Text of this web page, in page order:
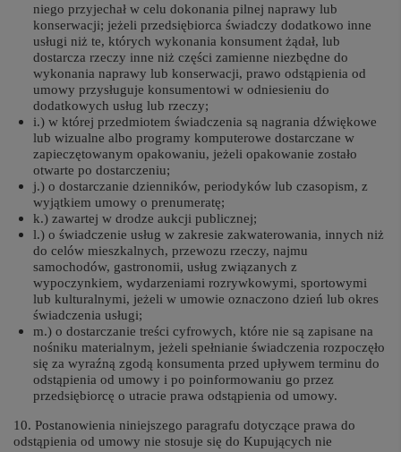
niego przyjechał w celu dokonania pilnej naprawy lub
konserwacji; jeżeli przedsiębiorca świadczy dodatkowo inne
usługi niż te, których wykonania konsument żądał, lub
dostarcza rzeczy inne niż części zamienne niezbędne do
wykonania naprawy lub konserwacji, prawo odstąpienia od
umowy przysługuje konsumentowi w odniesieniu do
dodatkowych usług lub rzeczy;
i.) w której przedmiotem świadczenia są nagrania dźwiękowe
lub wizualne albo programy komputerowe dostarczane w
zapieczętowanym opakowaniu, jeżeli opakowanie zostało
otwarte po dostarczeniu;
j.) o dostarczanie dzienników, periodyków lub czasopism, z
wyjątkiem umowy o prenumeratę;
k.) zawartej w drodze aukcji publicznej;
l.) o świadczenie usług w zakresie zakwaterowania, innych niż
do celów mieszkalnych, przewozu rzeczy, najmu
samochodów, gastronomii, usług związanych z
wypoczynkiem, wydarzeniami rozrywkowymi, sportowymi
lub kulturalnymi, jeżeli w umowie oznaczono dzień lub okres
świadczenia usługi;
m.) o dostarczanie treści cyfrowych, które nie są zapisane na
nośniku materialnym, jeżeli spełnianie świadczenia rozpoczęło
się za wyraźną zgodą konsumenta przed upływem terminu do
odstąpienia od umowy i po poinformowaniu go przez
przedsiębiorcę o utracie prawa odstąpienia od umowy.
10. Postanowienia niniejszego paragrafu dotyczące prawa do
odstąpienia od umowy nie stosuje się do Kupujących nie